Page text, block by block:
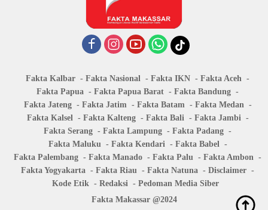
Fakta Kalbar Fakta Nasional Fakta IKN
Fakta Aceh
Fakta Papua
Fakta Papua Barat
Fakta Bandung
Fakta Jateng
Fakta Jatim Fakta Batam
Fakta Medan
Fakta Kalsel
Fakta Kalteng Fakta Bali
Fakta Jambi
Fakta Serang
Fakta Lampung
Fakta Padang
Fakta Maluku
Fakta Kendari
Fakta Babel
Fakta Palembang
Fakta Manado Fakta Palu
Fakta Ambon
Fakta Yogyakarta
Fakta Riau Fakta Natuna
Disclaimer
Kode Etik
Redaksi
Pedoman Media Siber
Fakta Makassar @2024